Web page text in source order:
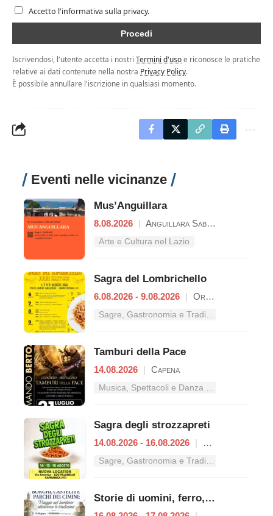
Accetto l'informativa sulla privacy.
Iscrivendosi, l'utente accetta i nostri Termini d'usoe riconosce le pratiche
relative ai dati contenute nella nostra Privacy Policy.
È possibile annullare l'iscrizione in qualsiasi momento.
Eventi nelle vicinanze
Mus’Anguillara
8.08.2026 | Anguillara Sabazia
Arte e Cultura nel Lazio
Sagra del Lombrichello
6.08.2026 - 9.08.2026 | Oriolo Romano
Sagre, Gastronomia e Tradizioni nel Lazio
Tamburi della Pace
14.08.2026 | Capena
Musica, Spettacoli e Danza nel Lazio
Sagra degli strozzapreti
14.08.2026 - 16.08.2026 |
Sagre, Gastronomia e Tradizioni nel Lazio
Storie di uomini, ferro, acque e cartiere